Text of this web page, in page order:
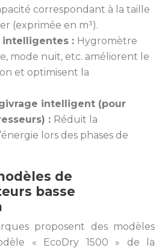
correspondant à la taille
(exprimée en m³).
intelligentes : Hygromètre
mode nuit, etc. améliorent le
et optimisent la
intelligent (pour
: Réduit la
lors des phases de
de
basse
proposent des modèles
« EcoDry 1500 » de la